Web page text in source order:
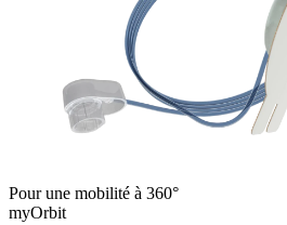
Pour une mobilité à 360°
myOrbit